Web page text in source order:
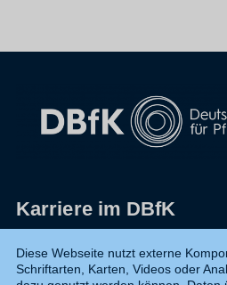
Karriere im DBfK
Datenschutz
Diese Webseite nutzt externe
Schriftarten, Karten, Videos oder